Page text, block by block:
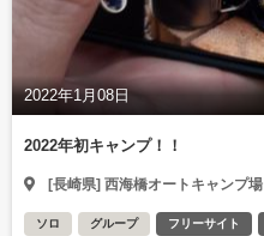
2022年1月08日
2022年初キャンプ！！
[長崎県] 西海橋オートキャンプ場
ソロ グループ フリーサイト